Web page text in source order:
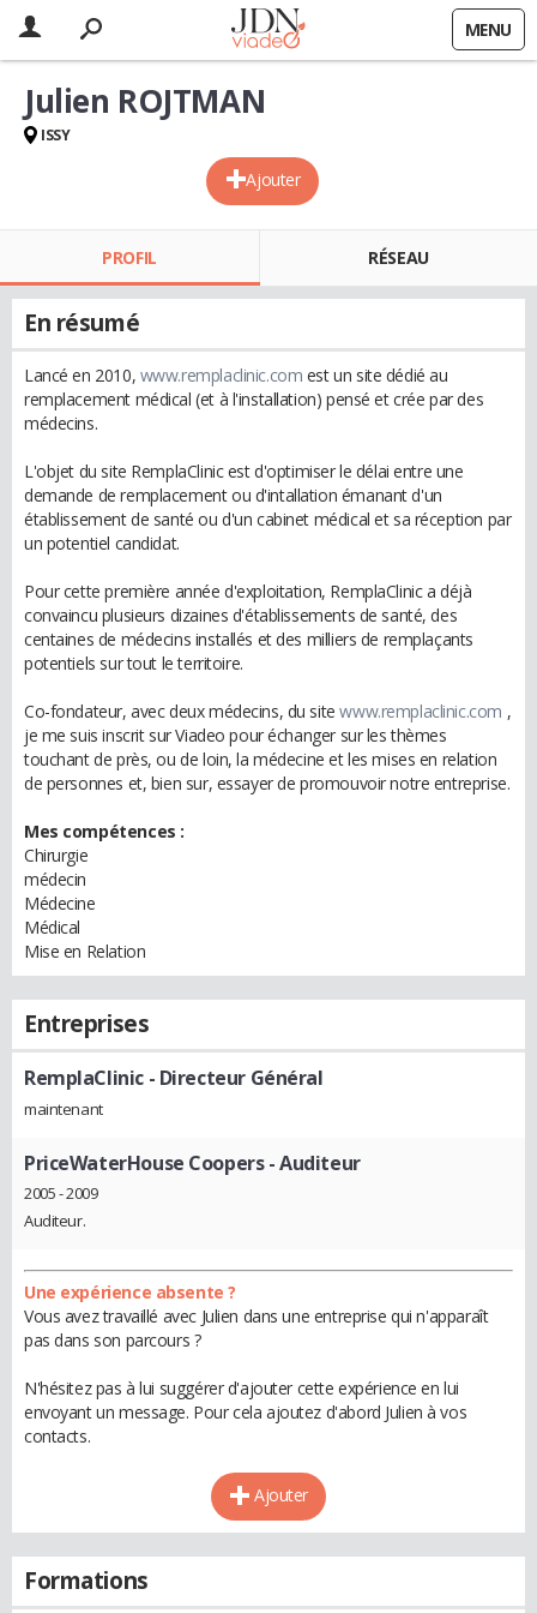
MENU
Ajouter
Julien ROJTMAN
ISSY
PROFIL RÉSEAU
En résumé
Lancé en 2010, www.remplaclinic.com est un site dédié au
remplacement médical (et à l'installation) pensé et crée par des
médecins.
L'objet du site RemplaClinic est d'optimiser le délai entre une
demande de remplacement ou d'intallation émanant d'un
établissement de santé ou d'un cabinet médical et sa réception par
un potentiel candidat.
Pour cette première année d'exploitation, RemplaClinic a déjà
convaincu plusieurs dizaines d'établissements de santé, des
centaines de médecins installés et des milliers de remplaçants
potentiels sur tout le territoire.
Co-fondateur, avec deux médecins, du sitewww.remplaclinic.com ,
je me suis inscrit sur Viadeo pour échanger sur les thèmes
touchant de près, ou de loin, la médecine et les mises en relation
de personnes et, bien sur, essayer de promouvoir notre entreprise.
Mes compétences :
Chirurgie
médecin
Médecine
Médical
Mise en Relation
Entreprises
RemplaClinic- Directeur Général
maintenant
PriceWaterHouse Coopers- Auditeur
2005 - 2009
Auditeur.
Une expérience absente ?
Vous avez travaillé avec Julien dans une entreprise qui n'apparaît
pas dans son parcours ?
N'hésitez pas à lui suggérer d'ajouter cette expérience en lui
envoyant un message. Pour cela ajoutez d'abord Julien à vos
contacts.
Ajouter
Formations